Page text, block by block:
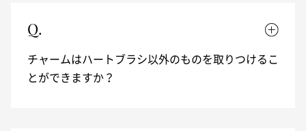
Q.
チャームはハートブラシ以外のものを取りつけるこ
とができますか？